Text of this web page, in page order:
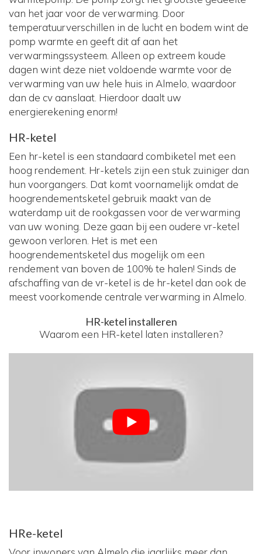
van het jaar voor de verwarming. Door
temperatuurverschillen in de lucht en bodem wint de
pomp warmte en geeft dit af aan het
verwarmingssysteem. Alleen op extreem koude
dagen wint deze niet voldoende warmte voor de
verwarming van uw hele huis in Almelo, waardoor
dan de cv aanslaat. Hierdoor daalt uw
energierekening enorm!
HR-ketel
Een hr-ketel is een standaard combiketel met een
hoog rendement. Hr-ketels zijn een stuk zuiniger dan
hun voorgangers. Dat komt voornamelijk omdat de
hoogrendementsketel gebruik maakt van de
waterdamp uit de rookgassen voor de verwarming
van uw woning. Deze gaan bij een oudere vr-ketel
gewoon verloren. Het is met een
hoogrendementsketel dus mogelijk om een
rendement van boven de 100% te halen! Sinds de
afschaffing van de vr-ketel is de hr-ketel dan ook de
meest voorkomende centrale verwarming in Almelo.
HR-ketel installeren
Waarom een HR-ketel laten installeren?
HRe-ketel